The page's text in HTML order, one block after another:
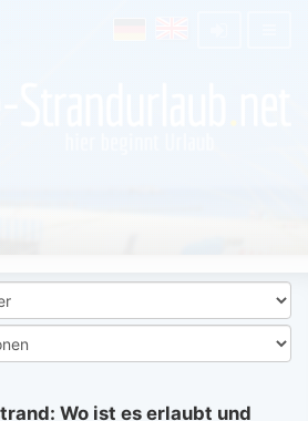
Wo ist es erlaubt und